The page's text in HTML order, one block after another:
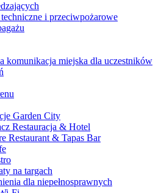
i przeciwpożarowe
komunikacja miejska dla uczestników
Garden City
Restauracja & Hotel
Restaurant & Tapas Bar
na targach
dla niepełnosprawnych